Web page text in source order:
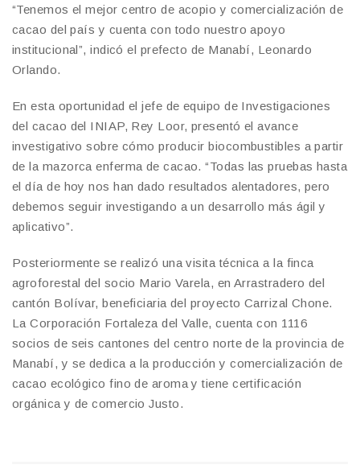
“Tenemos el mejor centro de acopio y comercialización de
cacao del país y cuenta con todo nuestro apoyo
institucional”, indicó el prefecto de Manabí, Leonardo
Orlando.
En esta oportunidad el jefe de equipo de Investigaciones
del cacao del INIAP, Rey Loor, presentó el avance
investigativo sobre cómo producir biocombustibles a partir
de la mazorca enferma de cacao. “Todas las pruebas hasta
el día de hoy nos han dado resultados alentadores, pero
debemos seguir investigando a un desarrollo más ágil y
aplicativo”.
Posteriormente se realizó una visita técnica a la finca
agroforestal del socio Mario Varela, en Arrastradero del
cantón Bolívar, beneficiaria del proyecto Carrizal Chone.
La Corporación Fortaleza del Valle, cuenta con 1116
socios de seis cantones del centro norte de la provincia de
Manabí, y se dedica a la producción y comercialización de
cacao ecológico fino de aroma y tiene certificación
orgánica y de comercio Justo.